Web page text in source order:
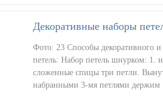
Декоративные наборы
Фото: 23 Способы декоративного и
петель: Набор петель шнурком: 1.
сложенные спицы три петли.
набранными 3-мя петлями